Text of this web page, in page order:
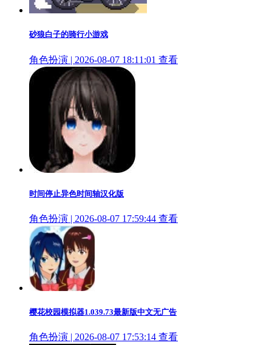
砂狼白子的骑行小游戏
角色扮演 | 2026-08-07 18:11:01 查看
时间停止异色时间轴汉化版
角色扮演 | 2026-08-07 17:59:44 查看
樱花校园模拟器1.039.73最新版中文无广告
角色扮演 | 2026-08-07 17:53:14 查看